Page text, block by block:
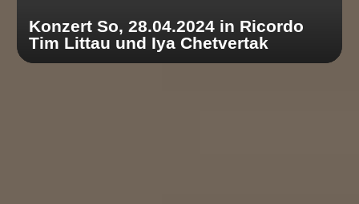
Konzert So, 28.04.2024 in Ricordo
Tim Littau und Iya Chetvertak